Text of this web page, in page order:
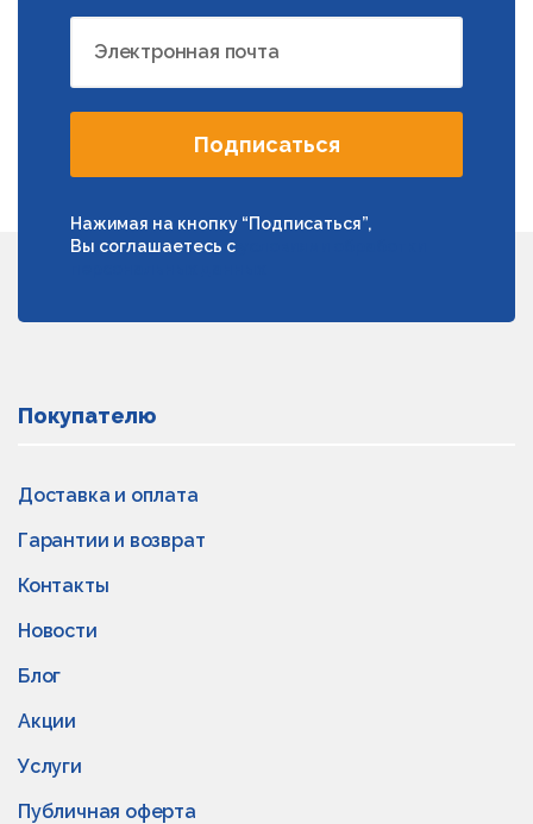
Электронная почта
Подписаться
Нажимая на кнопку “Подписаться”,
Вы соглашаетесь с
Покупателю
Доставка и оплата
Гарантии и возврат
Контакты
Новости
Блог
Акции
Услуги
Публичная оферта